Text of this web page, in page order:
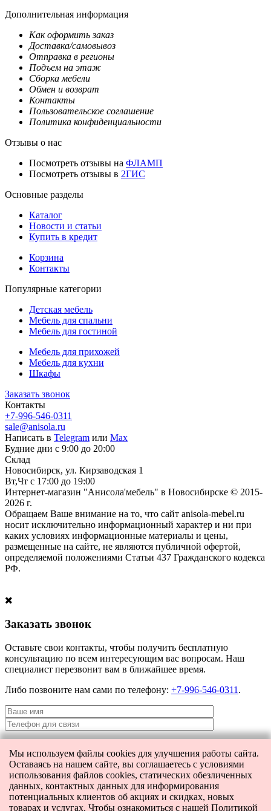
Дополнительная информация
Как оформить заказ
Доставка/самовывоз
Отправка в регионы
Подъем на этаж
Сборка мебели
Обмен и возврат
Контакты
Пользовательское соглашение
Политика конфиденциальности
Отзывы о нас
Посмотреть отзывы на ФЛАМП
Посмотреть отзывы в 2ГИС
Основные разделы
Каталог
Новости и статьи
Купить в кредит
Корзина
Контакты
Популярные категории
Детская мебель
Мебель для спальни
Мебель для гостиной
Мебель для прихожей
Мебель для кухни
Шкафы
Заказать звонок
Контакты
+7-996-546-0311
sale@anisola.ru
Написать в Telegram или Max
Будние дни с 9:00 до 20:00
Склад
Новосибирск, ул. Кирзаводская 1
Вт,Чт с 17:00 до 19:00
Интернет-магазин "Анисола'мебель" в Новосибирске © 2015-
2026 г.
Обращаем Ваше внимание на то, что сайт anisola-mebel.ru
носит исключительно информационный характер и ни при
каких условиях информационные материалы и цены,
размещенные на сайте, не являются публичной офертой,
определяемой положениями Статьи 437 Гражданского кодекса
РФ.
Заказать звонок
Оставьте свои контакты, чтобы получить бесплатную
консультацию по всем интересующим вас вопросам. Наш
специалист перезвонит вам в ближайшее время.
Либо позвоните нам сами по телефону: +7-996-546-0311 .
Я даю согласие наобработку персональных данныхи согласие на
передачу этих данных третьим лицам.
Мы используем файлы cookies для улучшения работы сайта.
Оставаясь на нашем сайте, вы соглашаетесь с условиями
использования файлов cookies, статических обезличенных
данных, контактных данных для информирования
потенциальных клиентов об акциях и скидках, новых
товарах и услугах. Чтобы ознакомиться с нашей Политикой